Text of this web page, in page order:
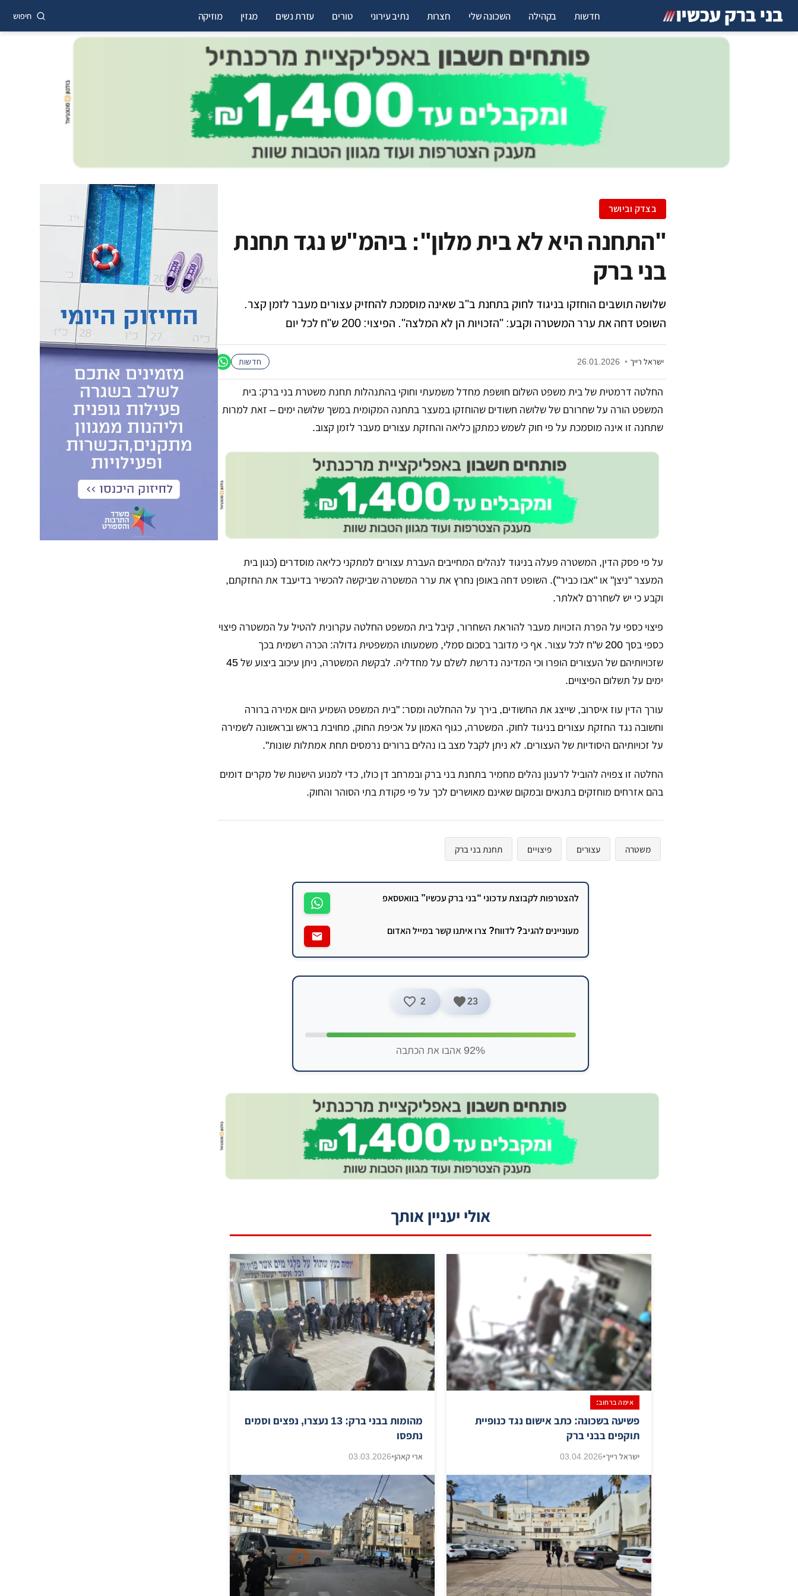
חדשות בקהילה השכונה שלי חצרות נתיב עירוני טורים עזרת נשים מגזין מוזיקה חיפוש
בצדק וביושר
"התחנה היא לא בית מלון": ביהמ"ש נגד תחנת
בני ברק
שלושה תושבים הוחזקו בניגוד לחוק בתחנת ב"ב שאינה מוסמכת להחזיק עצורים מעבר לזמן קצר.
השופט דחה את ערר המשטרה וקבע: "הזכויות הן לא המלצה". הפיצוי: 200 ש"ח לכל יום
ישראל רייך •
26.01.2026 חדשות
החלטה דרמטית של בית משפט השלום חושפת מחדל משמעתי וחוקי בהתנהלות תחנת משטרת בני ברק: בית
המשפט הורה על שחרורם של שלושה חשודים שהוחזקו במעצר בתחנה המקומית במשך שלושה ימים – זאת למרות
שתחנה זו אינה מוסמכת על פי חוק לשמש כמתקן כליאה והחזקת עצורים מעבר לזמן קצוב.
על פי פסק הדין, המשטרה פעלה בניגוד לנהלים המחייבים העברת עצורים למתקני כליאה מוסדרים (כגון בית
המעצר "ניצן" או "אבו כביר"). השופט דחה באופן נחרץ את ערר המשטרה שביקשה להכשיר בדיעבד את החזקתם,
וקבע כי יש לשחררם לאלתר.
פיצוי כספי על הפרת הזכויות מעבר להוראת השחרור, קיבל בית המשפט החלטה עקרונית להטיל על המשטרה פיצוי
כספי בסך 200 ש"ח לכל עצור. אף כי מדובר בסכום סמלי, משמעותו המשפטית גדולה: הכרה רשמית בכך
שזכויותיהם של העצורים הופרו וכי המדינה נדרשת לשלם על מחדליה. לבקשת המשטרה, ניתן עיכוב ביצוע של 45
ימים על תשלום הפיצויים.
עורך הדין עוז איסרוב, שייצג את החשודים, בירך על ההחלטה ומסר: "בית המשפט השמיע היום אמירה ברורה
וחשובה נגד החזקת עצורים בניגוד לחוק. המשטרה, כגוף האמון על אכיפת החוק, מחויבת בראש ובראשונה לשמירה
על זכויותיהם היסודיות של העצורים. לא ניתן לקבל מצב בו נהלים ברורים נרמסים תחת אמתלות שונות".
החלטה זו צפויה להוביל לרענון נהלים מחמיר בתחנת בני ברק ובמרחב דן כולו, כדי למנוע הישנות של מקרים דומים
בהם אזרחים מוחזקים בתנאים ובמקום שאינם מאושרים לכך על פי פקודת בתי הסוהר והחוק.
משטרה עצורים פיצויים תחנת בני ברק
להצטרפות לקבוצת עדכוני “בני ברק עכשיו” בוואטסאפ
מעוניינים להגיב? לדווח? צרו איתנו קשר במייל האדום
23
2
92% אהבו את הכתבה
אולי יעניין אותך
אימה ברחוב:
פשיעה בשכונה: כתב אישום נגד כנופיית
תוקפים בבני ברק
ישראל רייך•
03.04.2026
מהומות בבני ברק: 13 נעצרו, נפצים וסמים
נתפסו
ארי קאהן•
03.03.2026